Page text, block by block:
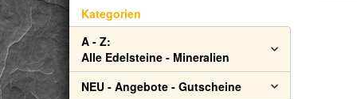
Kategorien
A - Z:
Alle Edelsteine - Mineralien
NEU - Angebote - Gutscheine